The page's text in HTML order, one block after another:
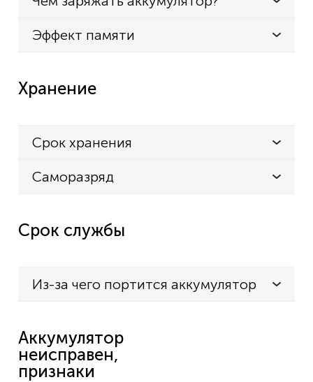
Эффект памяти
Хранение
Срок хранения
Саморазряд
Срок службы
Из-за чего портится аккумулятор
Аккумулятор
неисправен,
признаки